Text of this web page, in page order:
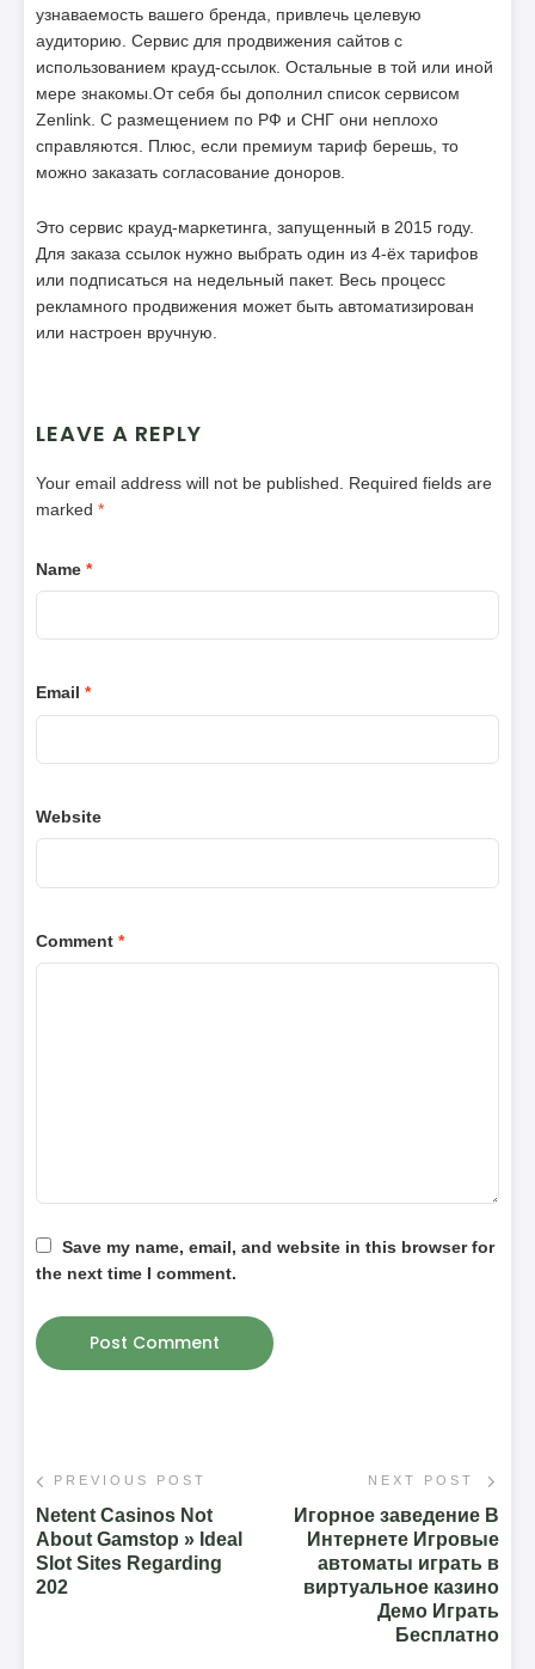
узнаваемость вашего бренда, привлечь целевую
аудиторию. Сервис для продвижения сайтов с
использованием крауд-ссылок. Остальные в той или иной
мере знакомы.От себя бы дополнил список сервисом
Zenlink. С размещением по РФ и СНГ они неплохо
справляются. Плюс, если премиум тариф берешь, то
можно заказать согласование доноров.
Это сервис крауд-маркетинга, запущенный в 2015 году.
Для заказа ссылок нужно выбрать один из 4-ёх тарифов
или подписаться на недельный пакет. Весь процесс
рекламного продвижения может быть автоматизирован
или настроен вручную.
LEAVE A REPLY
Your email address will not be published.
Required fields are
marked *
Comment *
Name *
Email *
Website
Save my name, email, and website in this browser for
the next time I comment.
PREVIOUS POST
Netent Casinos Not
About Gamstop » Ideal
Slot Sites Regarding
202
NEXT POST
Игорное заведение В
Интернете Игровые
автоматы играть в
виртуальное казино
Демо Играть
Бесплатно